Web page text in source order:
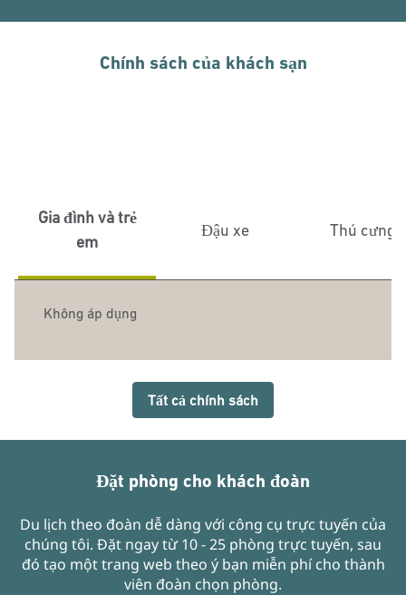
Chính sách của khách sạn
Gia đình và trẻ
em
Đậu xe Thú cưng
Không áp dụng
Tất cả chính sách
Đặt phòng cho khách đoàn
Du lịch theo đoàn dễ dàng với công cụ trực tuyến của
chúng tôi. Đặt ngay từ 10 - 25 phòng trực tuyến, sau
đó tạo một trang web theo ý bạn miễn phí cho thành
viên đoàn chọn phòng.